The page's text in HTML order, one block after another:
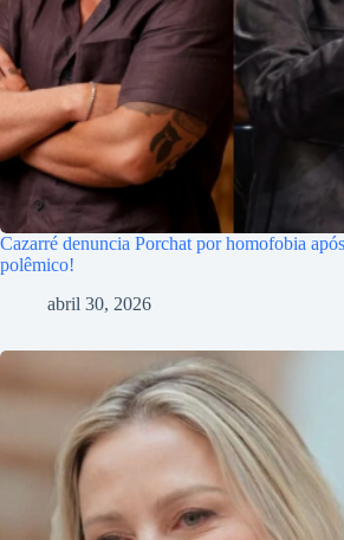
Cazarré denuncia Porchat por homofobia
polêmico!
abril 30, 2026